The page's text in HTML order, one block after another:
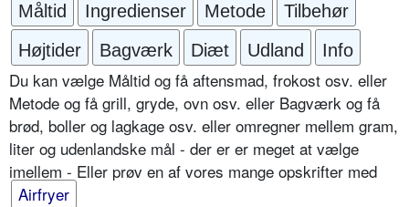
Måltid Ingredienser Metode
Tilbehør
Højtider
Bagværk Diæt Udland Info
Du kan vælge Måltid og få aftensmad, frokost osv. eller
Metode og få grill, gryde, ovn osv. eller Bagværk og få
brød, boller og lagkage osv. eller omregner mellem gram,
liter og udenlandske mål - der er er meget at vælge
imellem - Eller prøv en af vores mange opskrifter med
Airfryer